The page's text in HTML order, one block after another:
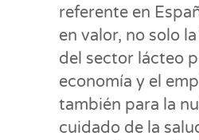
referente en
en valor, no solo
del sector lácteo
economía y el
también para la
cuidado de la